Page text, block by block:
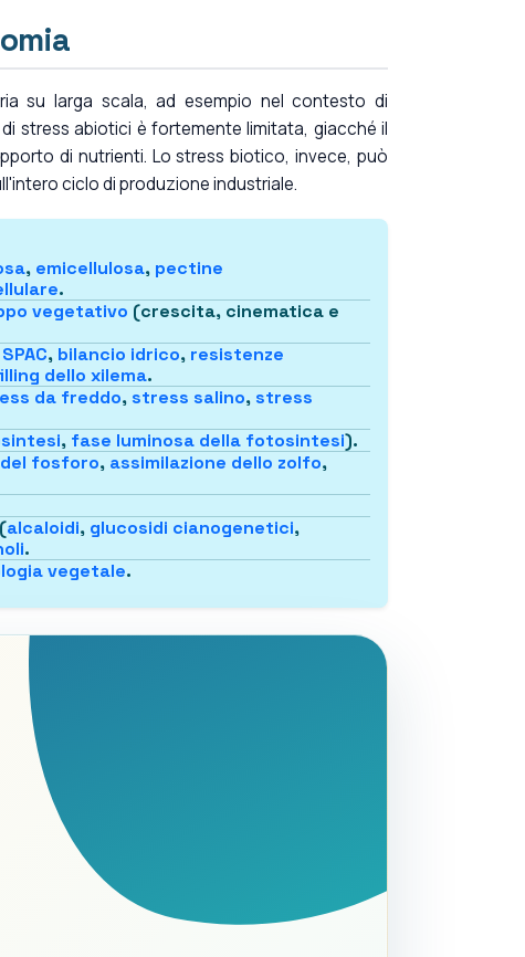
su larga scala, ad esempio nel contesto di
stress abiotici è fortemente limitata, giacché il
di nutrienti. Lo stress biotico, invece, può
ciclo di produzione industriale.
, emicellulosa, pectine
.
vegetativo (crescita, cinematica e
, bilancio idrico, resistenze
dello xilema.
da freddo, stress salino, stress
, fase luminosa della fotosintesi).
fosforo, assimilazione dello zolfo,
(alcaloidi, glucosidi cianogenetici,
.
vegetale.